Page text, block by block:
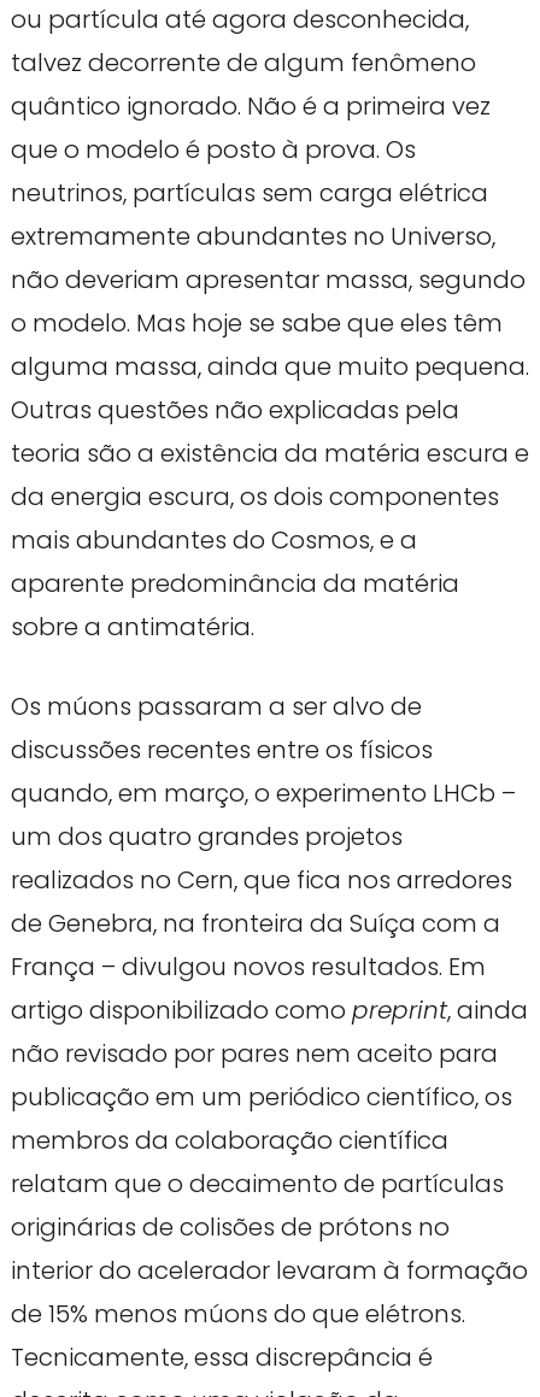
ou partícula até agora desconhecida,
talvez decorrente de algum fenômeno
quântico ignorado. Não é a primeira vez
que o modelo é posto à prova. Os
neutrinos, partículas sem carga elétrica
extremamente abundantes no Universo,
não deveriam apresentar massa, segundo
o modelo. Mas hoje se sabe que eles têm
alguma massa, ainda que muito pequena.
Outras questões não explicadas pela
teoria são a existência da matéria escura e
da energia escura, os dois componentes
mais abundantes do Cosmos, e a
aparente predominância da matéria
sobre a antimatéria.
Os múons passaram a ser alvo de
discussões recentes entre os físicos
quando, em março, o experimento LHCb –
um dos quatro grandes projetos
realizados no Cern, que fica nos arredores
de Genebra, na fronteira da Suíça com a
França – divulgou novos resultados. Em
artigo disponibilizado como preprint, ainda
não revisado por pares nem aceito para
publicação em um periódico científico, os
membros da colaboração científica
relatam que o decaimento de partículas
originárias de colisões de prótons no
interior do acelerador levaram à formação
de 15% menos múons do que elétrons.
Tecnicamente, essa discrepância é